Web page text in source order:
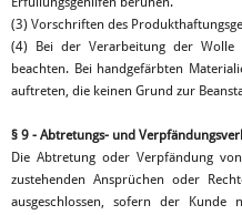
(3) Vorschriften des
(4) Bei der Verarbeitung der Wolle
beachten. Bei handgefärbten
auftreten, die keinen Grund zur
§ 9 - Abtretungs- und
Die Abtretung oder Verpfändung
zustehenden Ansprüchen oder
ausgeschlossen, sofern der